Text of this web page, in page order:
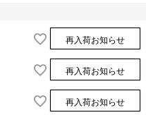
再入荷お知らせ
再入荷お知らせ
再入荷お知らせ